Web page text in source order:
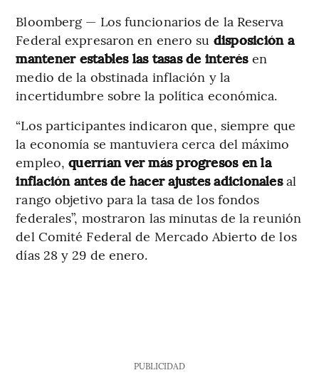
Bloomberg — Los funcionarios de la Reserva
Federal expresaron en enero su disposición a
mantener estables las tasas de interés en
medio de la obstinada inflación y la
incertidumbre sobre la política económica.
“Los participantes indicaron que, siempre que
la economía se mantuviera cerca del máximo
empleo,querrían ver más progresos en la
inflación antes de hacer ajustes adicionalesal
rango objetivo para la tasa de los fondos
federales”, mostraron las minutas de la reunión
del Comité Federal de Mercado Abierto de los
días 28 y 29 de enero.
PUBLICIDAD